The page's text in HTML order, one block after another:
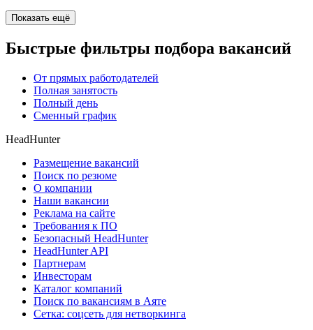
Показать ещё
Быстрые фильтры подбора вакансий
От прямых работодателей
Полная занятость
Полный день
Сменный график
HeadHunter
Размещение вакансий
Поиск по резюме
О компании
Наши вакансии
Реклама на сайте
Требования к ПО
Безопасный HeadHunter
HeadHunter API
Партнерам
Инвесторам
Каталог компаний
Поиск по вакансиям в Аяте
Сетка: соцсеть для нетворкинга